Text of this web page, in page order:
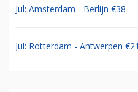
Jul: Amsterdam - Berlijn €38
Jul: Rotterdam - Antwerpen €21